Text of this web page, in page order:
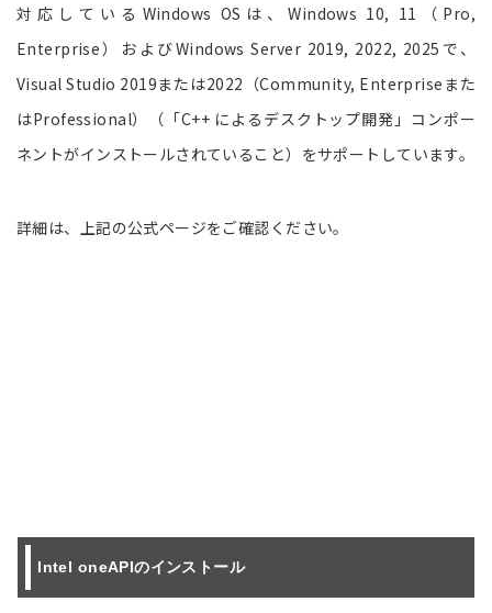
対応しているWindows OSは、Windows 10, 11（Pro,
Enterprise）およびWindows Server 2019, 2022, 2025で、
Visual Studio 2019または2022（Community, Enterpriseまた
はProfessional）（「C++ によるデスクトップ開発」コンポー
ネントがインストールされていること）をサポートしています。
詳細は、上記の公式ページをご確認ください。
Intel oneAPIのインストール